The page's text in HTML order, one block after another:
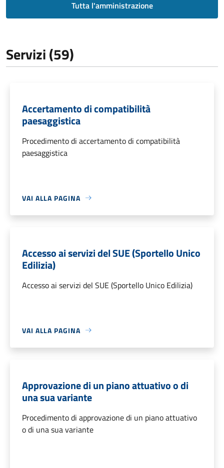
Tutta l'amministrazione
Servizi (59)
Accertamento di compatibilità
paesaggistica
Procedimento di accertamento di compatibilità
paesaggistica
VAI ALLA PAGINA
Accesso ai servizi del SUE (Sportello Unico
Edilizia)
Accesso ai servizi del SUE (Sportello Unico Edilizia)
VAI ALLA PAGINA
Approvazione di un piano attuativo o di
una sua variante
Procedimento di approvazione di un piano attuativo
o di una sua variante